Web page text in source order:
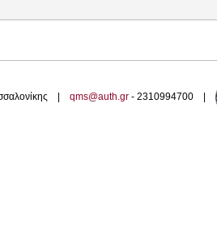
| qms@auth.gr - 2310994700 |